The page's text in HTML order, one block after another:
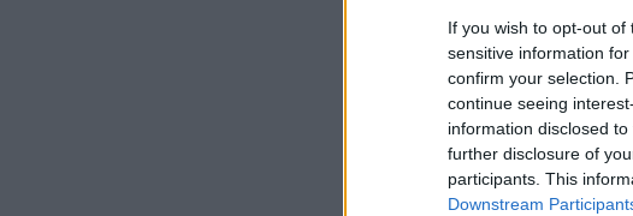
If you wish to opt-out
sensitive information
confirm your selection.
continue seeing
information disclosed
further disclosure of
participants. This
Downstream